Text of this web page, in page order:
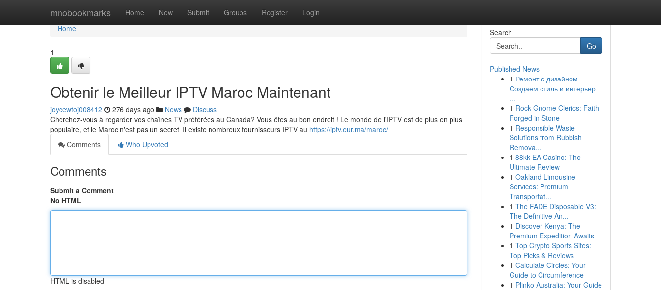
mnobookmarks Home New Submit Groups Register Login
Home
Home
1
Obtenir le Meilleur IPTV Maroc Maintenant
joycewtoj008412 276 days ago News
Discuss
Cherchez-vous à regarder vos chaînes TV préférées au Canada? Vous êtes au bon endroit ! Le monde de l'IPTV est de plus en plus
populaire, et le Maroc n'est pas un secret. Il existe nombreux fournisseurs IPTV au https://iptv.eur.ma/maroc/
Comments
Who Upvoted
Comments
Submit a Comment
No HTML
HTML is disabled
Search
Go
Published News
1 Ремонт с дизайном
Создаем стиль и интерьер
...
1 Rock Gnome Clerics: Faith
Forged in Stone
1 Responsible Waste
Solutions from Rubbish
Remova...
1 88kk EA Casino: The
Ultimate Review
1 Oakland Limousine
Services: Premium
Transportat...
1 The FADE Disposable V3:
The Definitive An...
1 Discover Kenya: The
Premium Expedition Awaits
1 Top Crypto Sports Sites:
Top Picks & Reviews
1 Calculate Circles: Your
Guide to Circumference
1 Plinko Australia: Your Guide